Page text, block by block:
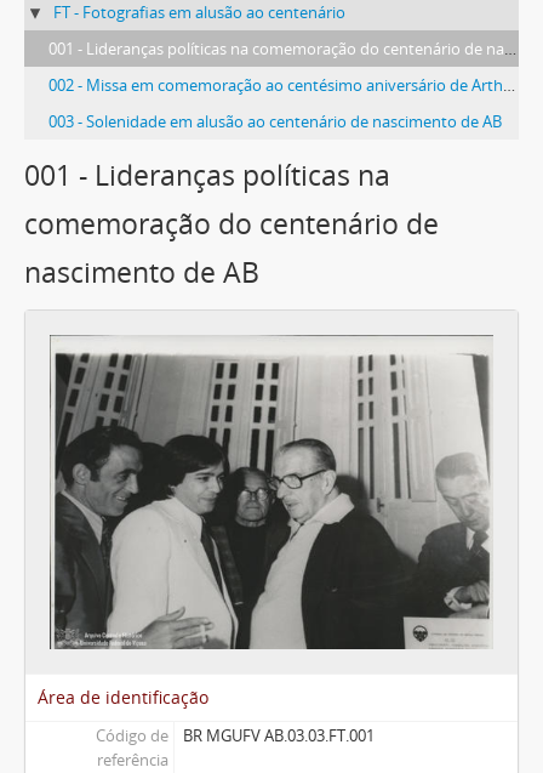
FT - Fotografias em alusão ao centenário
001 - Lideranças políticas na comemoração do centenário de nascimento de AB
002 - Missa em comemoração ao centésimo aniversário de Arthur Bernardes.
003 - Solenidade em alusão ao centenário de nascimento de AB
001 - Lideranças políticas na
comemoração do centenário de
nascimento de AB
Área de identificação
Código de
referência
BR MGUFV AB.03.03.FT.001